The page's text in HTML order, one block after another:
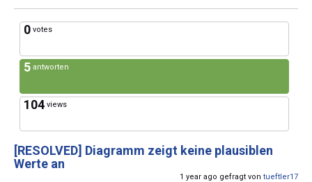
0 votes
5 antworten
104 views
[RESOLVED] Diagramm zeigt keine plausiblen
Werte an
1 year ago gefragt von tueftler17